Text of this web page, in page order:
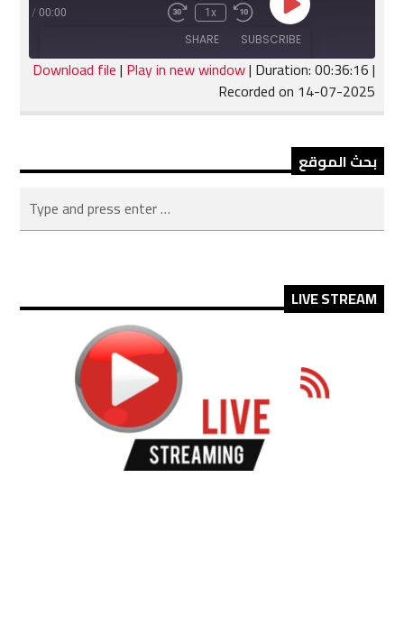
Play
Episode
Rewind
10
Seconds
1x
Fast
seconds
00:00
/
SUBSCRIBE
SHARE
RSS FEED
SHARE
Download file| Play in new window| Duration: 00:36:16|
Recorded on 14-07-2025
بحث الموقع
LIVE STREAM